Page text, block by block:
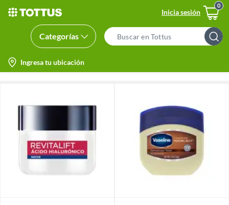
Inicia sesión
Categorías
Search
Bar
location-
icon
Ingresa tu ubicación